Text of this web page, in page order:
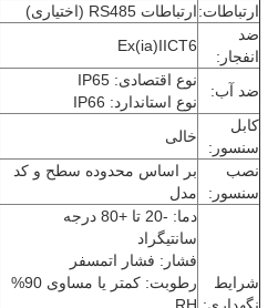
ارتباطات:ارتباطات RS485 (اختیاری)
ضد
انفجار:
Ex(ia)IICT6
ضد آب:
نوع اقتصادی: IP65
نوع استاندارد: IP66
کابل
سنسور:
خالی
نصب
سنسور:
بر اساس محدوده سطح و کد
مدل
شرایط
دما: -20 تا +80 درجه
سانتیگراد
فشار: فشار اتمسفر
رطوبت: کمتر یا مساوی 90%